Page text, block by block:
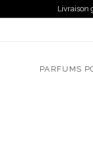
Livraison
PARFUMS